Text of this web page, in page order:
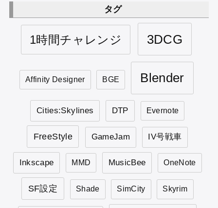
タグ
1時間チャレンジ 3DCG
Affinity Designer BGE Blender
Cities:Skylines DTP Evernote
FreeStyle GameJam IV号戦車
Inkscape MMD MusicBee OneNote
SF設定 Shade SimCity Skyrim